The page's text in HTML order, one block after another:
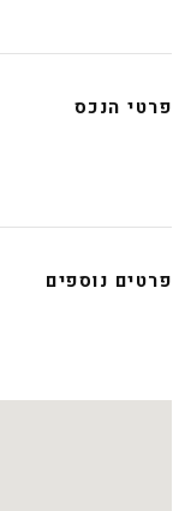
פרטי הנכס
פרטים נוספים